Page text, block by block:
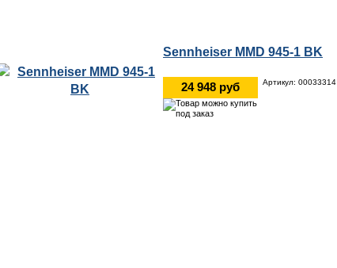
Sennheiser MMD 945-1 BK
24 948 руб Артикул: 00033314